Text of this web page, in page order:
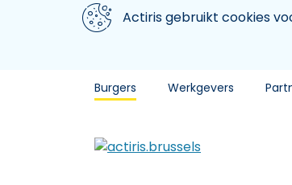
Aller au contenu principal
We gebruiken cookiesActiris gebruikt cookies
Burgers Werkgevers